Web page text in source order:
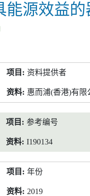
能源效益的
资料提供者
惠而浦(香港)有限
参考编号
I190134
年份
2019